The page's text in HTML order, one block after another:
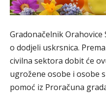
Gradonačelnik Orahovice
o dodjeli uskrsnica.
civilna sektora dobit će
ugrožene osobe i osobe
pomoć iz Proračuna